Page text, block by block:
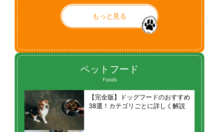
もっと見る
ペットフード
Foods
【完全版】ドッグフードのおすすめ
38選！カテゴリごとに詳しく解説